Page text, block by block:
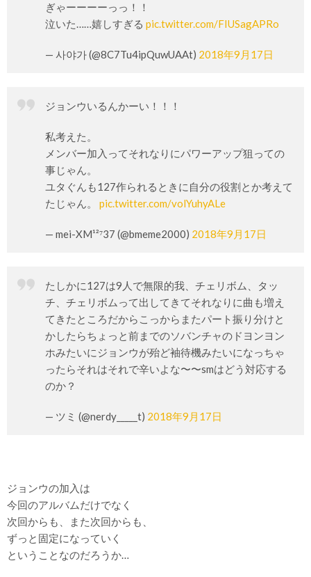
ぎゃーーーーっっ！！
泣いた……嬉しすぎる pic.twitter.com/FIUSagAPRo
— 사야가 (@8C7Tu4ipQuwUAAt) 2018年9月17日
ジョンウいるんかーい！！！
私考えた。
メンバー加入ってそれなりにパワーアップ狙っての
事じゃん。
ユタぐんも127作られるときに自分の役割とか考えて
たじゃん。 pic.twitter.com/volYuhyALe
— mei-XM¹²⁷37 (@bmeme2000) 2018年9月17日
たしかに127は9人で無限的我、チェリボム、タッ
チ、チェリボムって出してきてそれなりに曲も増え
てきたところだからこっからまたパート振り分けと
かしたらちょっと前までのソバンチャのドヨンヨン
ホみたいにジョンウが殆ど袖待機みたいになっちゃ
ったらそれはそれで辛いよな〜〜smはどう対応する
のか？
— ツミ (@nerdy_____t) 2018年9月17日
ジョンウの加入は
今回のアルバムだけでなく
次回からも、また次回からも、
ずっと固定になっていく
ということなのだろうか…